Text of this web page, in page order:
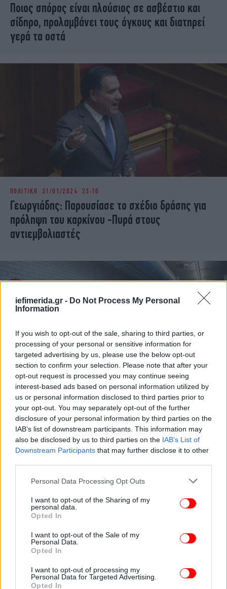
iefimerida.gr - Do Not Process My Personal
Information
If you wish to opt-out of the sale, sharing to third parties, or
processing of your personal or sensitive information for
targeted advertising by us, please use the below opt-out
section to confirm your selection. Please note that after your
opt-out request is processed you may continue seeing
interest-based ads based on personal information utilized by
us or personal information disclosed to third parties prior to
your opt-out. You may separately opt-out of the further
disclosure of your personal information by third parties on the
IAB’s list of downstream participants. This information may
also be disclosed by us to third parties on the IAB’s List of
Downstream Participants that may further disclose it to other
Please note that this website/app uses one or more Google
not limited to your visit or usage behaviour. You may click to
grant or deny consent to Google and its third-party tags to
use your data for below specified purposes in below Google
consent section.
Personal Data Processing Opt Outs
I want to opt-out of the Sharing of my
personal data.
Opted In
I want to opt-out of the Sale of my
Personal Data.
Opted In
I want to opt-out of processing my
Personal Data for Targeted Advertising.
Opted In
Ποιος σπόρος είναι πλούσιος σε ασβέστιο και
σίδηρο, προλαμβάνει τους όγκους και διατηρεί
γερά τα οστά
ΠΟΛΙΤΙΚΗ 31/01/2024 23:10
Γεωργιάδης: Παρουσίασε το σχέδιο δράσης για
πρόληψη του καρκίνου -Πυρά στους
αντιεμβολιαστές
ΕΛΛΑΔΑ 01/11/2023 21:10
Δράση της ΝΔ για την πρόληψη του καρκίνου του
μαστού
ΕΛΛΑΔΑ 25/10/2022 21:20
Το Προεδρικό μέγαρο φωταγωγήθηκε με το